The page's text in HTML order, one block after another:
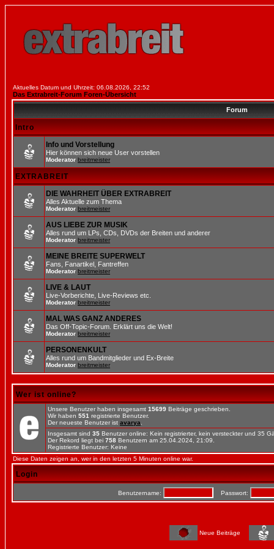
Aktuelles Datum und Uhrzeit: 06.08.2026, 22:52
Das Extrabreit-Forum Foren-Übersicht
Forum
Intro
Info und Vorstellung
Hier können sich neue User vorstellen
Moderator breitmeister
EXTRABREIT
DIE WAHRHEIT ÜBER EXTRABREIT
Alles Aktuelle zum Thema
Moderator breitmeister
AUS LIEBE ZUR MUSIK
Alles rund um LPs, CDs, DVDs der Breiten und anderer
Moderator breitmeister
MEINE BREITE SUPERWELT
Fans, Fanartikel, Fantreffen
Moderator breitmeister
LIVE & LAUT
Live-Vorberichte, Live-Reviews etc.
Moderator breitmeister
MAL WAS GANZ ANDERES
Das Off-Topic-Forum. Erklärt uns die Welt!
Moderator breitmeister
PERSONENKULT
Alles rund um Bandmitglieder und Ex-Breite
Moderator breitmeister
Wer ist online?
Unsere Benutzer haben insgesamt 15699 Beiträge geschrieben.
Wir haben 551 registrierte Benutzer.
Der neueste Benutzer ist avarya
Insgesamt sind 35 Benutzer online: Kein registrierter, kein versteckter und 35
Der Rekord liegt bei 758 Benutzern am 25.04.2024, 21:09.
Registrierte Benutzer: Keine
Diese Daten zeigen an, wer in den letzten 5 Minuten online war.
Login
Benutzername: Passwort:
Neue Beiträge